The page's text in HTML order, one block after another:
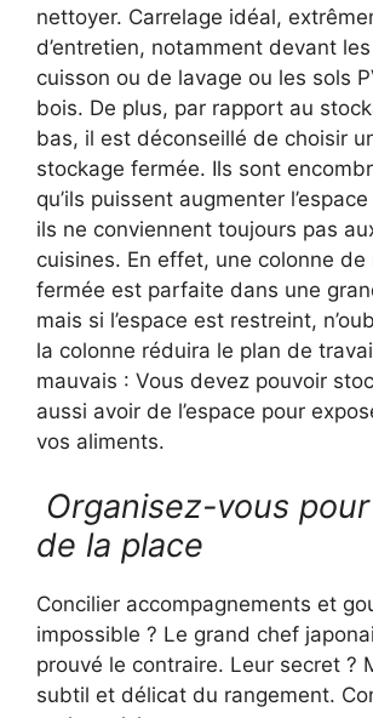
nettoyer. Carrelage idéal,
d’entretien, notamment devant
cuisson ou de lavage ou les sols
bois. De plus, par rapport au
bas, il est déconseillé de choisir
stockage fermée. Ils sont
qu’ils puissent augmenter
ils ne conviennent toujours pas
cuisines. En effet, une colonne de
fermée est parfaite dans une
mais si l’espace est restreint,
la colonne réduira le plan de
mauvais : Vous devez pouvoir
aussi avoir de l’espace pour
vos aliments.
Organisez-vous
de la place
Concilier accompagnements et
impossible ? Le grand chef
prouvé le contraire. Leur secret ?
subtil et délicat du rangement.